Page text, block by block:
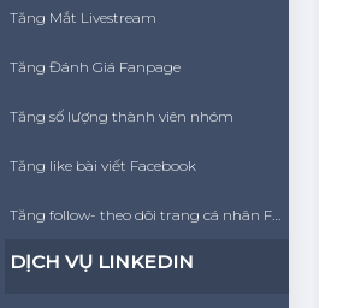
Tăng Mắt Livestream
Tăng Đánh Giá Fanpage
Tăng số lượng thành viên nhóm
Tăng like bài viết Facebook
Tăng follow- theo dõi trang cá nhân Facebook
DỊCH VỤ LINKEDIN